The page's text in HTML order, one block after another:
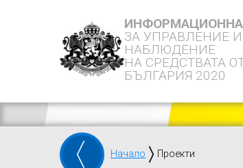
ЗА УПРАВЛЕНИЕ И
НАБЛЮДЕНИЕ
НА СРЕДСТВАТА
БЪЛГАРИЯ 2020
Начало Проекти